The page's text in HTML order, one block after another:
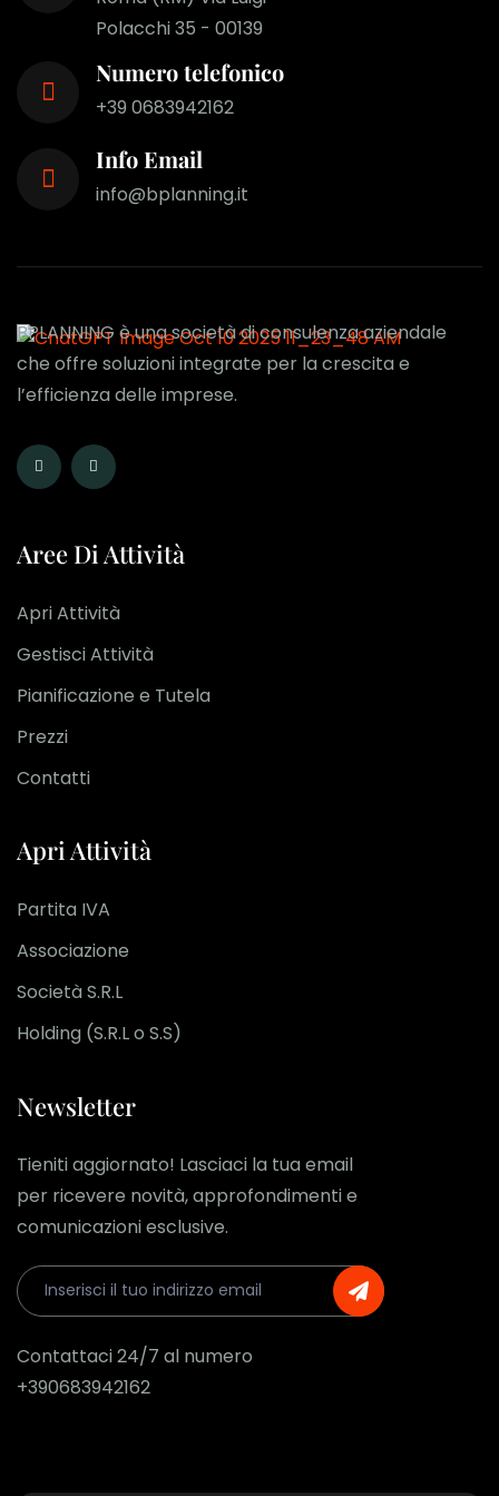
Polacchi 35 - 00139
Numero telefonico
+39 0683942162
Info Email
info@bplanning.it
BPLANNING è una società di consulenza aziendale
che offre soluzioni integrate per la crescita e
l’efficienza delle imprese.
Aree Di Attività
Apri Attività
Gestisci Attività
Pianificazione e Tutela
Prezzi
Contatti
Apri Attività
Partita IVA
Associazione
Società S.R.L
Holding (S.R.L o S.S)
Newsletter
Tieniti aggiornato! Lasciaci la tua email
per ricevere novità, approfondimenti e
comunicazioni esclusive.
Contattaci 24/7 al numero
+390683942162